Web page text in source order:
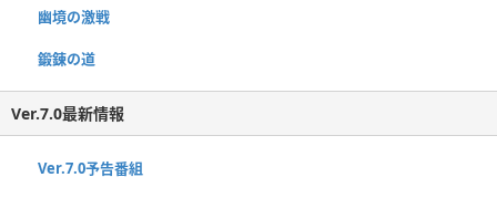
幽境の激戦
鍛錬の道
Ver.7.0最新情報
Ver.7.0予告番組